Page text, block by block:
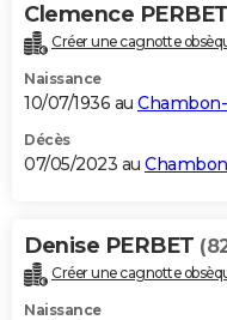
Clemence PERBET
Créer une cagnotte
Naissance
10/07/1936 au
Décès
07/05/2023 au
Denise PERBET
Créer une cagnotte
Naissance